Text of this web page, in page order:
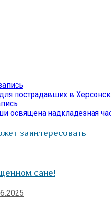
запись:
пострадавших в
запись:
освящена надкладезная
заинтересовать
сане!